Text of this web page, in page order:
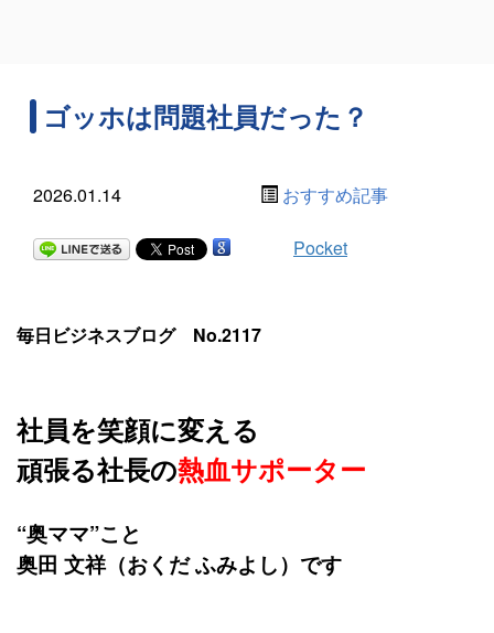
ゴッホは問題社員だった？
2026.01.14 おすすめ記事
Pocket
毎日ビジネスブログ No.2117
社員を笑顔に変える
頑張る社長の熱血サポーター
“奥ママ”こと
奥田 文祥（おくだ ふみよし）です